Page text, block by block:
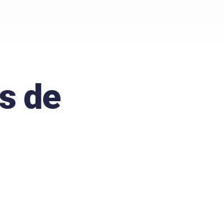
de